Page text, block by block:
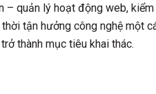
– quản lý hoạt động web,
tận hưởng công nghệ một
thành mục tiêu khai thác.